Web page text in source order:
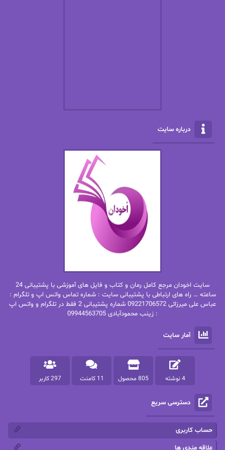
الناز محمدی
امیر فرهی
باران
بهار سلطانی
بهاره شیرازی
بهاره.م
بیتا فرخی
پاتریشیا ویلسون پرتو فرهمند
پرستو اسحقی
پرستو مهاجر
پرهام رسولی
پروانه قدیمی پروانه محمدی
پریسا شکور(طوفان خاموش)
پنلوپه وارد
درباره سایت
سایت اخودان مرجع کامل رمان و کتاب و فایل های آموزشی با پشتیبانی 24
ساعته … راه های ارتباطی با پشتیبانی سایت : شماره تماس واتس اپ و تلگرام :
عباس علی میرزائی 09221706572 شماره پشتیبانی 2 فقط در تلگرام و واتس اپ
: زینب محمودآبادی 09944563705
آمار سایت
4 نوشته 805 محصول 11 کامنت 297 کاربر
دسترسی سریع
حساب کاربری
علاقه مندی ها